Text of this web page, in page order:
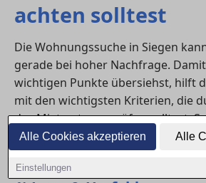
Alle Cookies akzeptieren Alle
Einstellungen
achten solltest
Die Wohnungssuche in Siegen
gerade bei hoher Nachfrage.
wichtigen Punkte übersiehst, hilft
mit den wichtigsten Kriterien, die
des Mietvertrags prüfen solltest.
böse Überraschungen und findest
wirklich zu dir passt.